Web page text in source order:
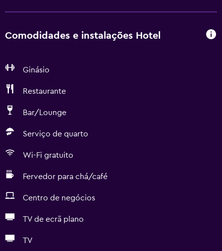
Comodidades e instalações Hotel
Ginásio
Restaurante
Bar/Lounge
Serviço de quarto
Wi-Fi gratuito
Fervedor para chá/café
Centro de negócios
TV de ecrã plano
TV